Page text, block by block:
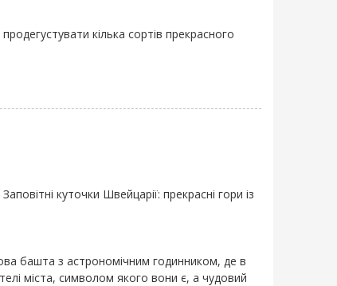
кілька сортів прекрасного
куточки Швейцарії: прекрасні гори із
башта з астрономічним годинником, де в
міста, символом якого вони є, а чудовий